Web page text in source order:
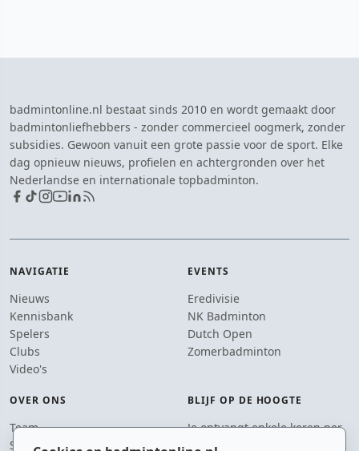
badmintonline.nl bestaat sinds 2010 en wordt gemaakt door
badmintonliefhebbers - zonder commercieel oogmerk, zonder
subsidies. Gewoon vanuit een grote passie voor de sport. Elke
dag opnieuw nieuws, profielen en achtergronden over het
Nederlandse en internationale topbadminton.
NAVIGATIE
Nieuws
Kennisbank
Spelers
Clubs
Video's
EVENTS
Eredivisie
NK Badminton
Dutch Open
Zomerbadminton
OVER ONS
Team
Supporters
BLIJF OP DE HOOGTE
Je ontvangt enkele keren per
jaar een e-mail met het